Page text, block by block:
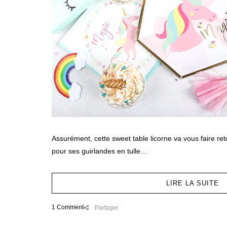
Assurément, cette sweet table licorne va vous faire
pour ses guirlandes en tulle…
LIRE LA SUITE
1 Comment Partager